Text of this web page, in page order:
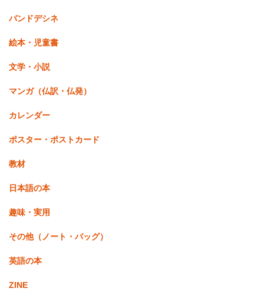
バンドデシネ
絵本・児童書
文学・小説
マンガ（仏訳・仏発）
カレンダー
ポスター・ポストカード
教材
日本語の本
趣味・実用
その他（ノート・バッグ）
英語の本
ZINE